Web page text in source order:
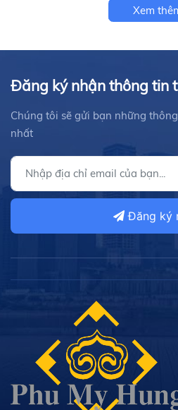
Xem
Đăng ký nhận thông tin
Chúng tôi sẽ gửi bạn những
nhất
Đăng ký